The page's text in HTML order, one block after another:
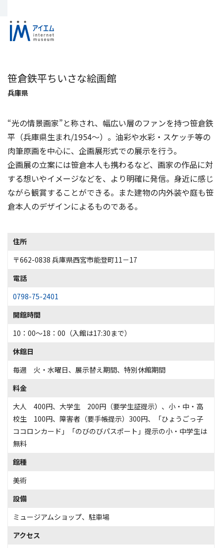
笹倉鉄平ちいさな絵画館
兵庫県
“光の情景画家”と称され、幅広い層のファンを持つ笹倉鉄
平（兵庫県生まれ/1954～）。油彩や水彩・スケッチ等の
肉筆原画を中心に、企画展形式での展示を行う。
企画展の立案には笹倉本人も携わるなど、画家の作品に対
する想いやイメージなどを、より明確に発信。身近に感じ
ながら観賞することができる。また建物の内外装や庭も笹
倉本人のデザインによるものである。
住所
〒662-0838 兵庫県西宮市能登町11－17
電話
0798-75-2401
開館時間
10：00～18：00（入館は17:30まで）
休館日
毎週 火・水曜日、展示替え期間、特別休館期間
料金
大人 400円、大学生 200円（要学生証提示）、小・中・高
校生 100円、障害者（要手帳提示）300円、「ひょうごっ子
ココロンカード」「のびのびパスポート」提示の小・中学生は
無料
館種
美術
設備
ミュージアムショップ、 駐車場
アクセス